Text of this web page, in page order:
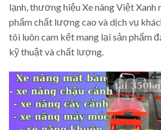
lạnh, thương hiệu Xe nâng Việt
phẩm chất lượng cao và dịch vụ
tôi luôn cam kết mang lại sản phẩm
kỹ thuật và chất lượng.